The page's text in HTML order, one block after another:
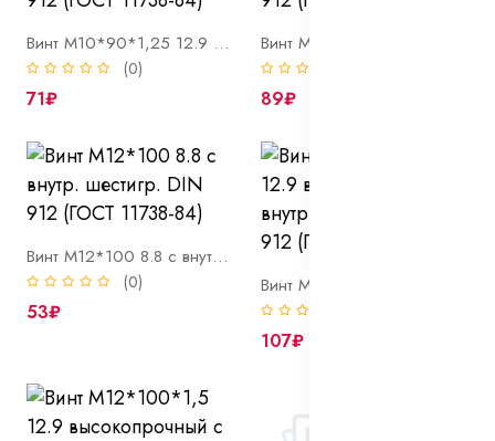
Винт М10*90*1,25 12.9 высокопрочный с внутр. шестигр. DIN 912 (ГОСТ 11738-84)
(0)
71₽ 89₽
Винт М12*100 8.8 с внутр. шестигр. DIN 912 (ГОСТ 11738-84)
(0)
53₽
107₽